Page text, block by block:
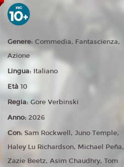
Genere:Commedia, Fantascienza,
Azione
Lingua: Italiano
Età10
Regia:Gore Verbinski
Anno:2026
Con:Sam Rockwell, Juno Temple,
Haley Lu Richardson, Michael Peña,
Zazie Beetz, Asim Chaudhry, Tom